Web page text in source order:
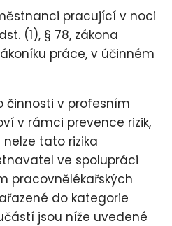
pracující v noci
(1), § 78, zákona
práce, v účinném
činnosti v profesním
v rámci prevence rizik,
tato rizika
ve spolupráci
pracovnělékařských
do kategorie
jsou níže uvedené